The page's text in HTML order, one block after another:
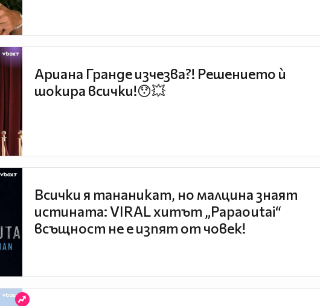
Ариана Гранде изчезва?! Решението ѝ
шокира всички!😯💥
Всички я тананикат, но малцина знаят
истината: VIRAL хитът „Papaoutai“
всъщност не е изпят от човек!